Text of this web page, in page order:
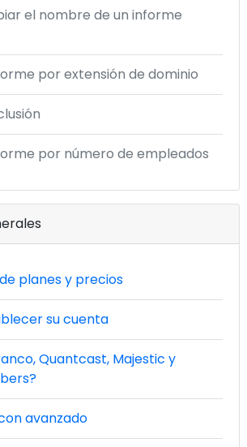
el nombre de un informe
por extensión de dominio
por número de empleados
planes y precios
su cuenta
Quantcast, Majestic y
avanzado